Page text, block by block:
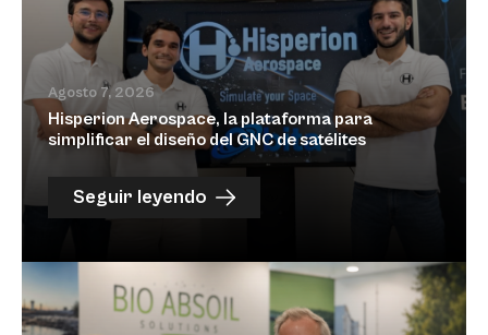
Agosto 7, 2026
Hisperion Aerospace, la plataforma para
simplificar el diseño del GNC de satélites
Seguir leyendo